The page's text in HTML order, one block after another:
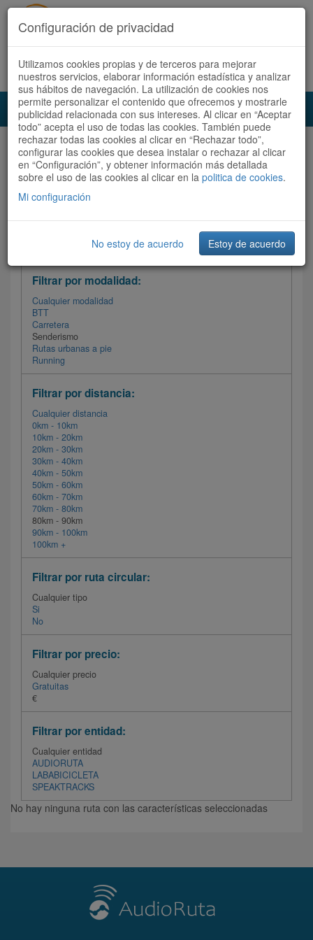
Acceder Registrate ahora Español | Català
Audioruta Todas las rutas
Todas las rutas Ordenar por:Más recientes
Filtrar las rutas
Filtrar por modalidad:
Cualquier modalidad
BTT
Carretera
Senderismo
Rutas urbanas a pie
Running
Filtrar por distancia:
Cualquier distancia
0km - 10km
10km - 20km
20km - 30km
30km - 40km
40km - 50km
50km - 60km
60km - 70km
70km - 80km
80km - 90km
90km - 100km
100km +
Filtrar por ruta circular:
Cualquier tipo
Si
No
Filtrar por precio:
Cualquier precio
Gratuitas
€
Filtrar por entidad:
Cualquier entidad
AUDIORUTA
LABABICICLETA
SPEAKTRACKS
No hay ninguna ruta con las características seleccionadas
Configuración de privacidad
Utilizamos cookies propias y de terceros para mejorar
nuestros servicios, elaborar información estadística y analizar
sus hábitos de navegación. La utilización de cookies nos
permite personalizar el contenido que ofrecemos y mostrarle
publicidad relacionada con sus intereses. Al clicar en “Aceptar
todo” acepta el uso de todas las cookies. También puede
rechazar todas las cookies al clicar en “Rechazar todo”,
configurar las cookies que desea instalar o rechazar al clicar
en “Configuración”, y obtener información más detallada
sobre el uso de las cookies al clicar en la politica de cookies.
Mi configuración
No estoy de acuerdo Estoy de acuerdo